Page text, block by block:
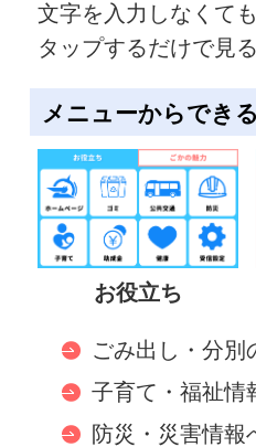
文字を入力しなくて
タップするだけで見
メニューからでき
お役立ち
ごみ出し・分別
子育て・福祉情
防災・災害情報